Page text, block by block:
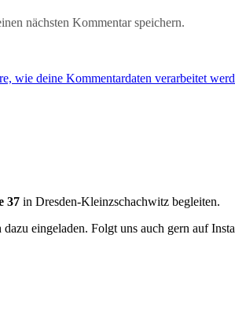
nächsten Kommentar speichern.
wie deine Kommentardaten verarbeitet
37 in Dresden-Kleinzschachwitz begleiten.
eingeladen. Folgt uns auch gern auf